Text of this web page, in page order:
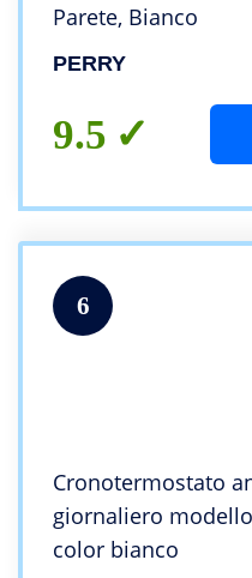
Parete, Bianco
PERRY
9.5
6
Cronotermostato
giornaliero modello
color bianco